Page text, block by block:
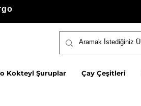
Kokteyl Şuruplar Çay Çeşitleri